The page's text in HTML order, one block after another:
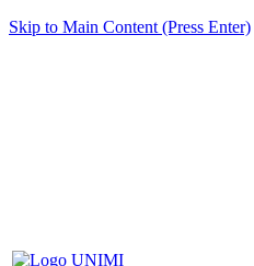
Skip to Main Content (Press Enter)